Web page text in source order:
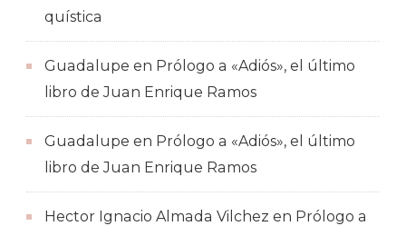
quística
Guadalupe en Prólogo a «Adiós», el último
libro de Juan Enrique Ramos
Guadalupe en Prólogo a «Adiós», el último
libro de Juan Enrique Ramos
Hector Ignacio Almada Vilchez en Prólogo a